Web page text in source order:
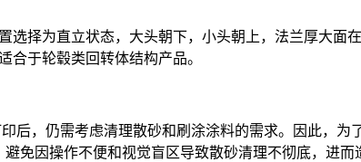
择为直立状态，大头朝下，小头朝上，法兰厚大面
合于轮毂类回转体结构产品。
后，仍需考虑清理散砂和刷涂涂料的需求。因此，
免因操作不便和视觉盲区导致散砂清理不彻底，进